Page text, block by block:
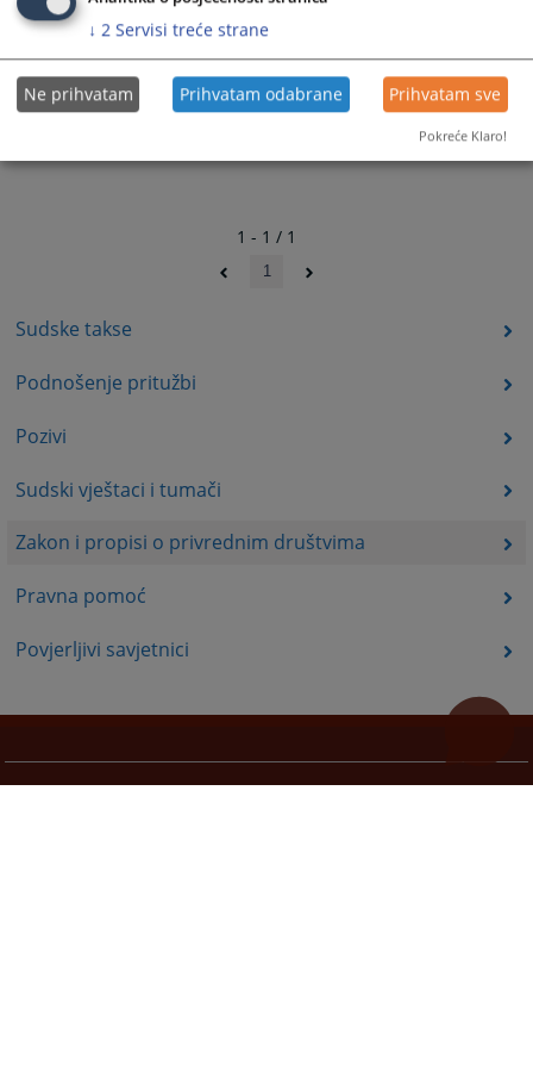
Sudske takse
Podnošenje pritužbi
Pozivi
Sudski vještaci i tumači
Zakon i propisi o privrednim društvima
Pravna pomoć
Povjerljivi savjetnici
1 - 1 / 1
1
↓ 2 Servisi treće strane
Ne prihvatam Prihvatam odabrane Prihvatam sve
Pokreće Klaro!